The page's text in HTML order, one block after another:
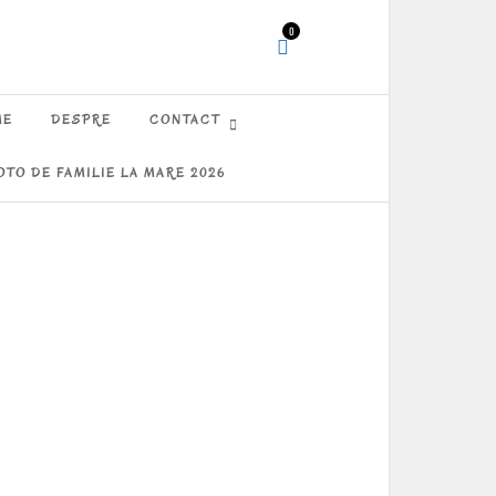
0
DESPRE CONTACT
DE FAMILIE LA MARE 2026